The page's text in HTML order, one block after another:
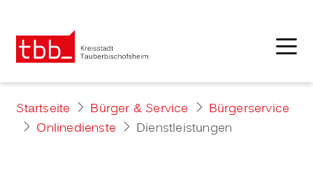
Startseite Bürger & Service
Bürgerservice
Onlinedienste
Dienstleistungen